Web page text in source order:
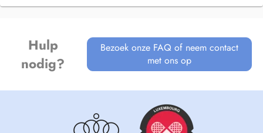
membre du Rotary Club Luxembourg-Kiem.
Hulp
nodig?
Bezoek onze FAQ of neem contact
met ons op